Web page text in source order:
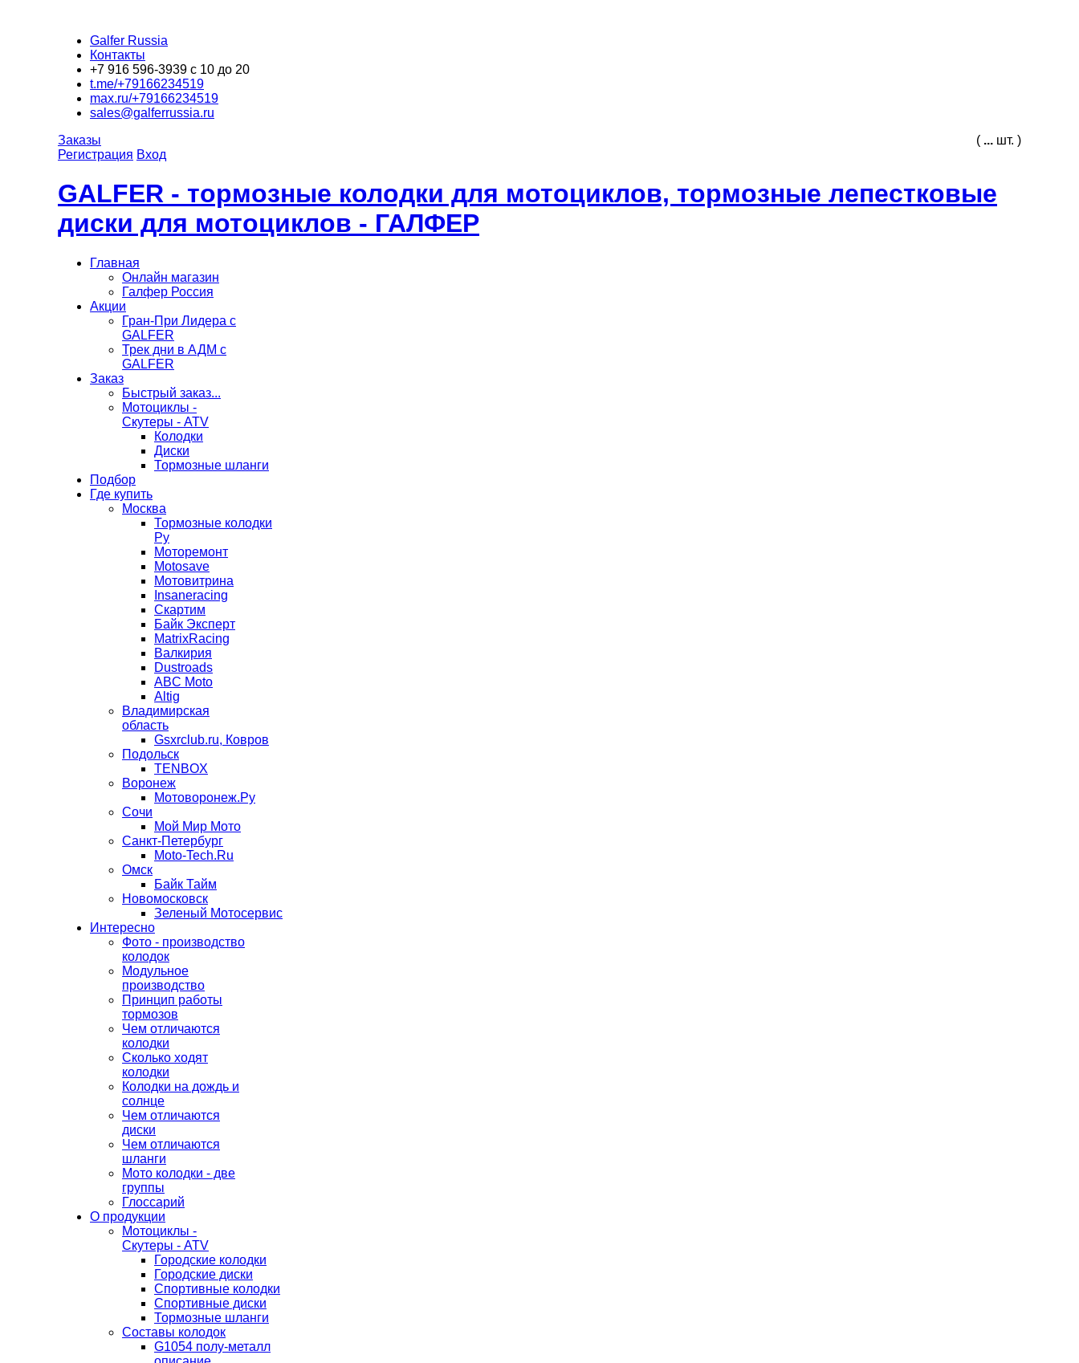
Galfer Russia
Контакты
+7 916 596-3939 с 10 до 20
t.me/+79166234519
max.ru/+79166234519
sales@galferrussia.ru
( ... шт. )
Заказы
Регистрация Вход
GALFER - тормозные колодки для мотоциклов, тормозные лепестковые
диски для мотоциклов - ГАЛФЕР
Главная
Онлайн магазин
Галфер Россия
Акции
Гран-При Лидера c
GALFER
Трек дни в АДМ с
GALFER
Заказ
Быстрый заказ...
Мотоциклы -
Скутеры - ATV
Колодки
Диски
Тормозные шланги
Подбор
Где купить
Москва
Тормозные колодки
Ру
Моторемонт
Motosave
Мотовитрина
Insaneracing
Скартим
Байк Эксперт
MatrixRacing
Валкирия
Dustroads
ABC Moto
Altig
Владимирская
область
Gsxrclub.ru, Ковров
Подольск
TENBOX
Воронеж
Мотоворонеж.Ру
Сочи
Мой Мир Мото
Санкт-Петербург
Moto-Tech.Ru
Омск
Байк Тайм
Новомосковск
Зеленый Мотосервис
Интересно
Фото - производство
колодок
Модульное
производство
Принцип работы
тормозов
Чем отличаются
колодки
Сколько ходят
колодки
Колодки на дождь и
солнце
Чем отличаются
диски
Чем отличаются
шланги
Мото колодки - две
группы
Глоссарий
О продукции
Мотоциклы -
Скутеры - ATV
Городские колодки
Городские диски
Спортивные колодки
Спортивные диски
Тормозные шланги
Составы колодок
G1054 полу-металл